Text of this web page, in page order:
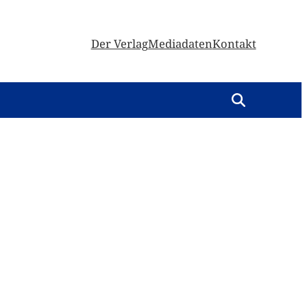
Der VerlagMediadatenKontakt